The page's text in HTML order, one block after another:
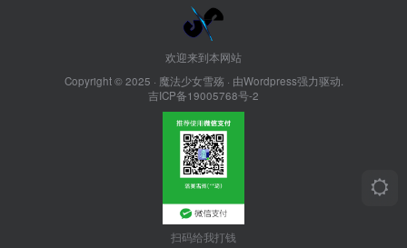
欢迎来到本网站
Copyright © 2025 · 魔法少女雪殇· 由Wordpress强力驱动.
吉ICP备19005768号-2
扫码给我打钱